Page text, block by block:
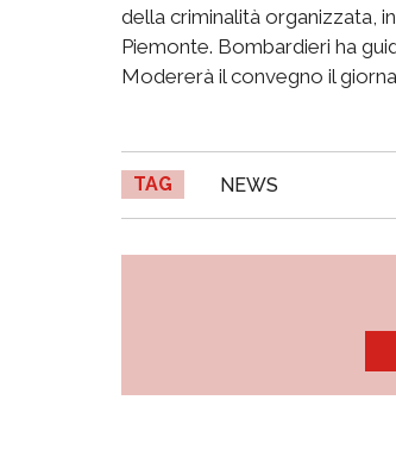
della criminalità organizzata,
Piemonte. Bombardieri ha
Modererà il convegno il
TAG NEWS